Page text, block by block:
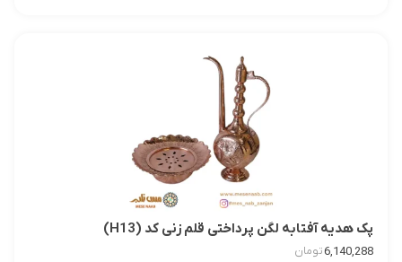
پک هدیه آفتابه لگن پرداختی قلم زنی کد (H13)
6,140,288تومان